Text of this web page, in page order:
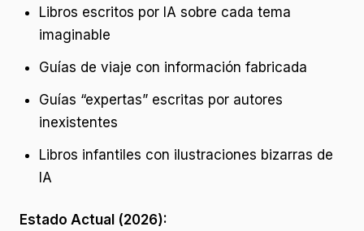
Libros escritos por IA sobre cada tema
imaginable
Guías de viaje con información fabricada
Guías “expertas” escritas por autores
inexistentes
Libros infantiles con ilustraciones bizarras de
IA
Estado Actual (2026):